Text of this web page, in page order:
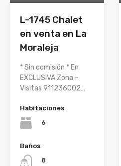
L-1745 Chalet
en venta en La
Moraleja
* Sin comisión * En
EXCLUSIVA Zona –
Visitas 911236002…
Habitaciones
6
Baños
8